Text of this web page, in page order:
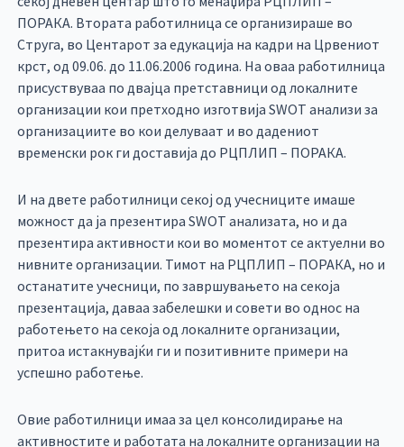
ПОРАКА. Втората работилница се организираше во
Струга, во Центарот за едукација на кадри на Црвениот
крст, од 09.06. до 11.06.2006 година. На оваа работилница
присуствуваа по двајца претставници од локалните
организации кои претходно изготвија SWOT анализи за
организациите во кои делуваат и во дадениот
временски рок ги доставија до РЦПЛИП – ПОРАКА.
И на двете работилници секој од учесниците имаше
можност да ја презентира SWOT анализата, но и да
презентира активности кои во моментот се актуелни во
нивните организации. Тимот на РЦПЛИП – ПОРАКА, но и
останатите учесници, по завршувањето на секоја
презентација, даваа забелешки и совети во однос на
работењето на секоја од локалните организации,
притоа истакнувајќи ги и позитивните примери на
успешно работење.
Овие работилници имаа за цел консолидирање на
активностите и работата на локалните организации на